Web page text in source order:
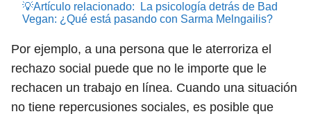
💡Artículo relacionado:
La psicología detrás de Bad
Vegan: ¿Qué está pasando con Sarma Melngailis?
Por ejemplo, a una persona que le aterroriza el
rechazo social puede que no le importe que le
rechacen un trabajo en línea. Cuando una situación
no tiene repercusiones sociales, es posible que